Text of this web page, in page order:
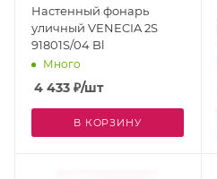
Настенный фонарь
уличный VENECIA 2S
91801S/04 Bl
Много
4 433 ₽/шт
В КОРЗИНУ